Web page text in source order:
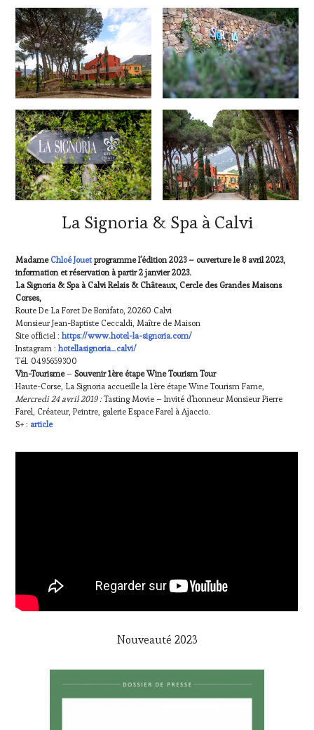
La Signoria & Spa à Calvi
Madame Chloé Jouetprogramme l’édition 2023 – ouverture le 8 avril 2023,
information et réservation à partir 2 janvier 2023.
La Signoria & Spa à Calvi Relais & Châteaux, Cercle des Grandes Maisons
Corses,
Route De La Foret De Bonifato, 20260 Calvi
Monsieur Jean-Baptiste Ceccaldi, Maître de Maison
Site officiel :https://www.hotel-la-signoria.com/
Instagram :hotellasignoria_calvi/
Tél. 0495659300
Vin-Tourisme –Souvenir 1ère étape Wine Tourism Tour
Haute-Corse, La Signoria accueille la 1ère étape Wine Tourism Fame,
Mercredi 24 avril 2019 :Tasting Movie – Invité d’honneur Monsieur Pierre
Farel, Créateur, Peintre, galerie Espace Farel à Ajaccio.
S+ : article
Nouveauté 2023